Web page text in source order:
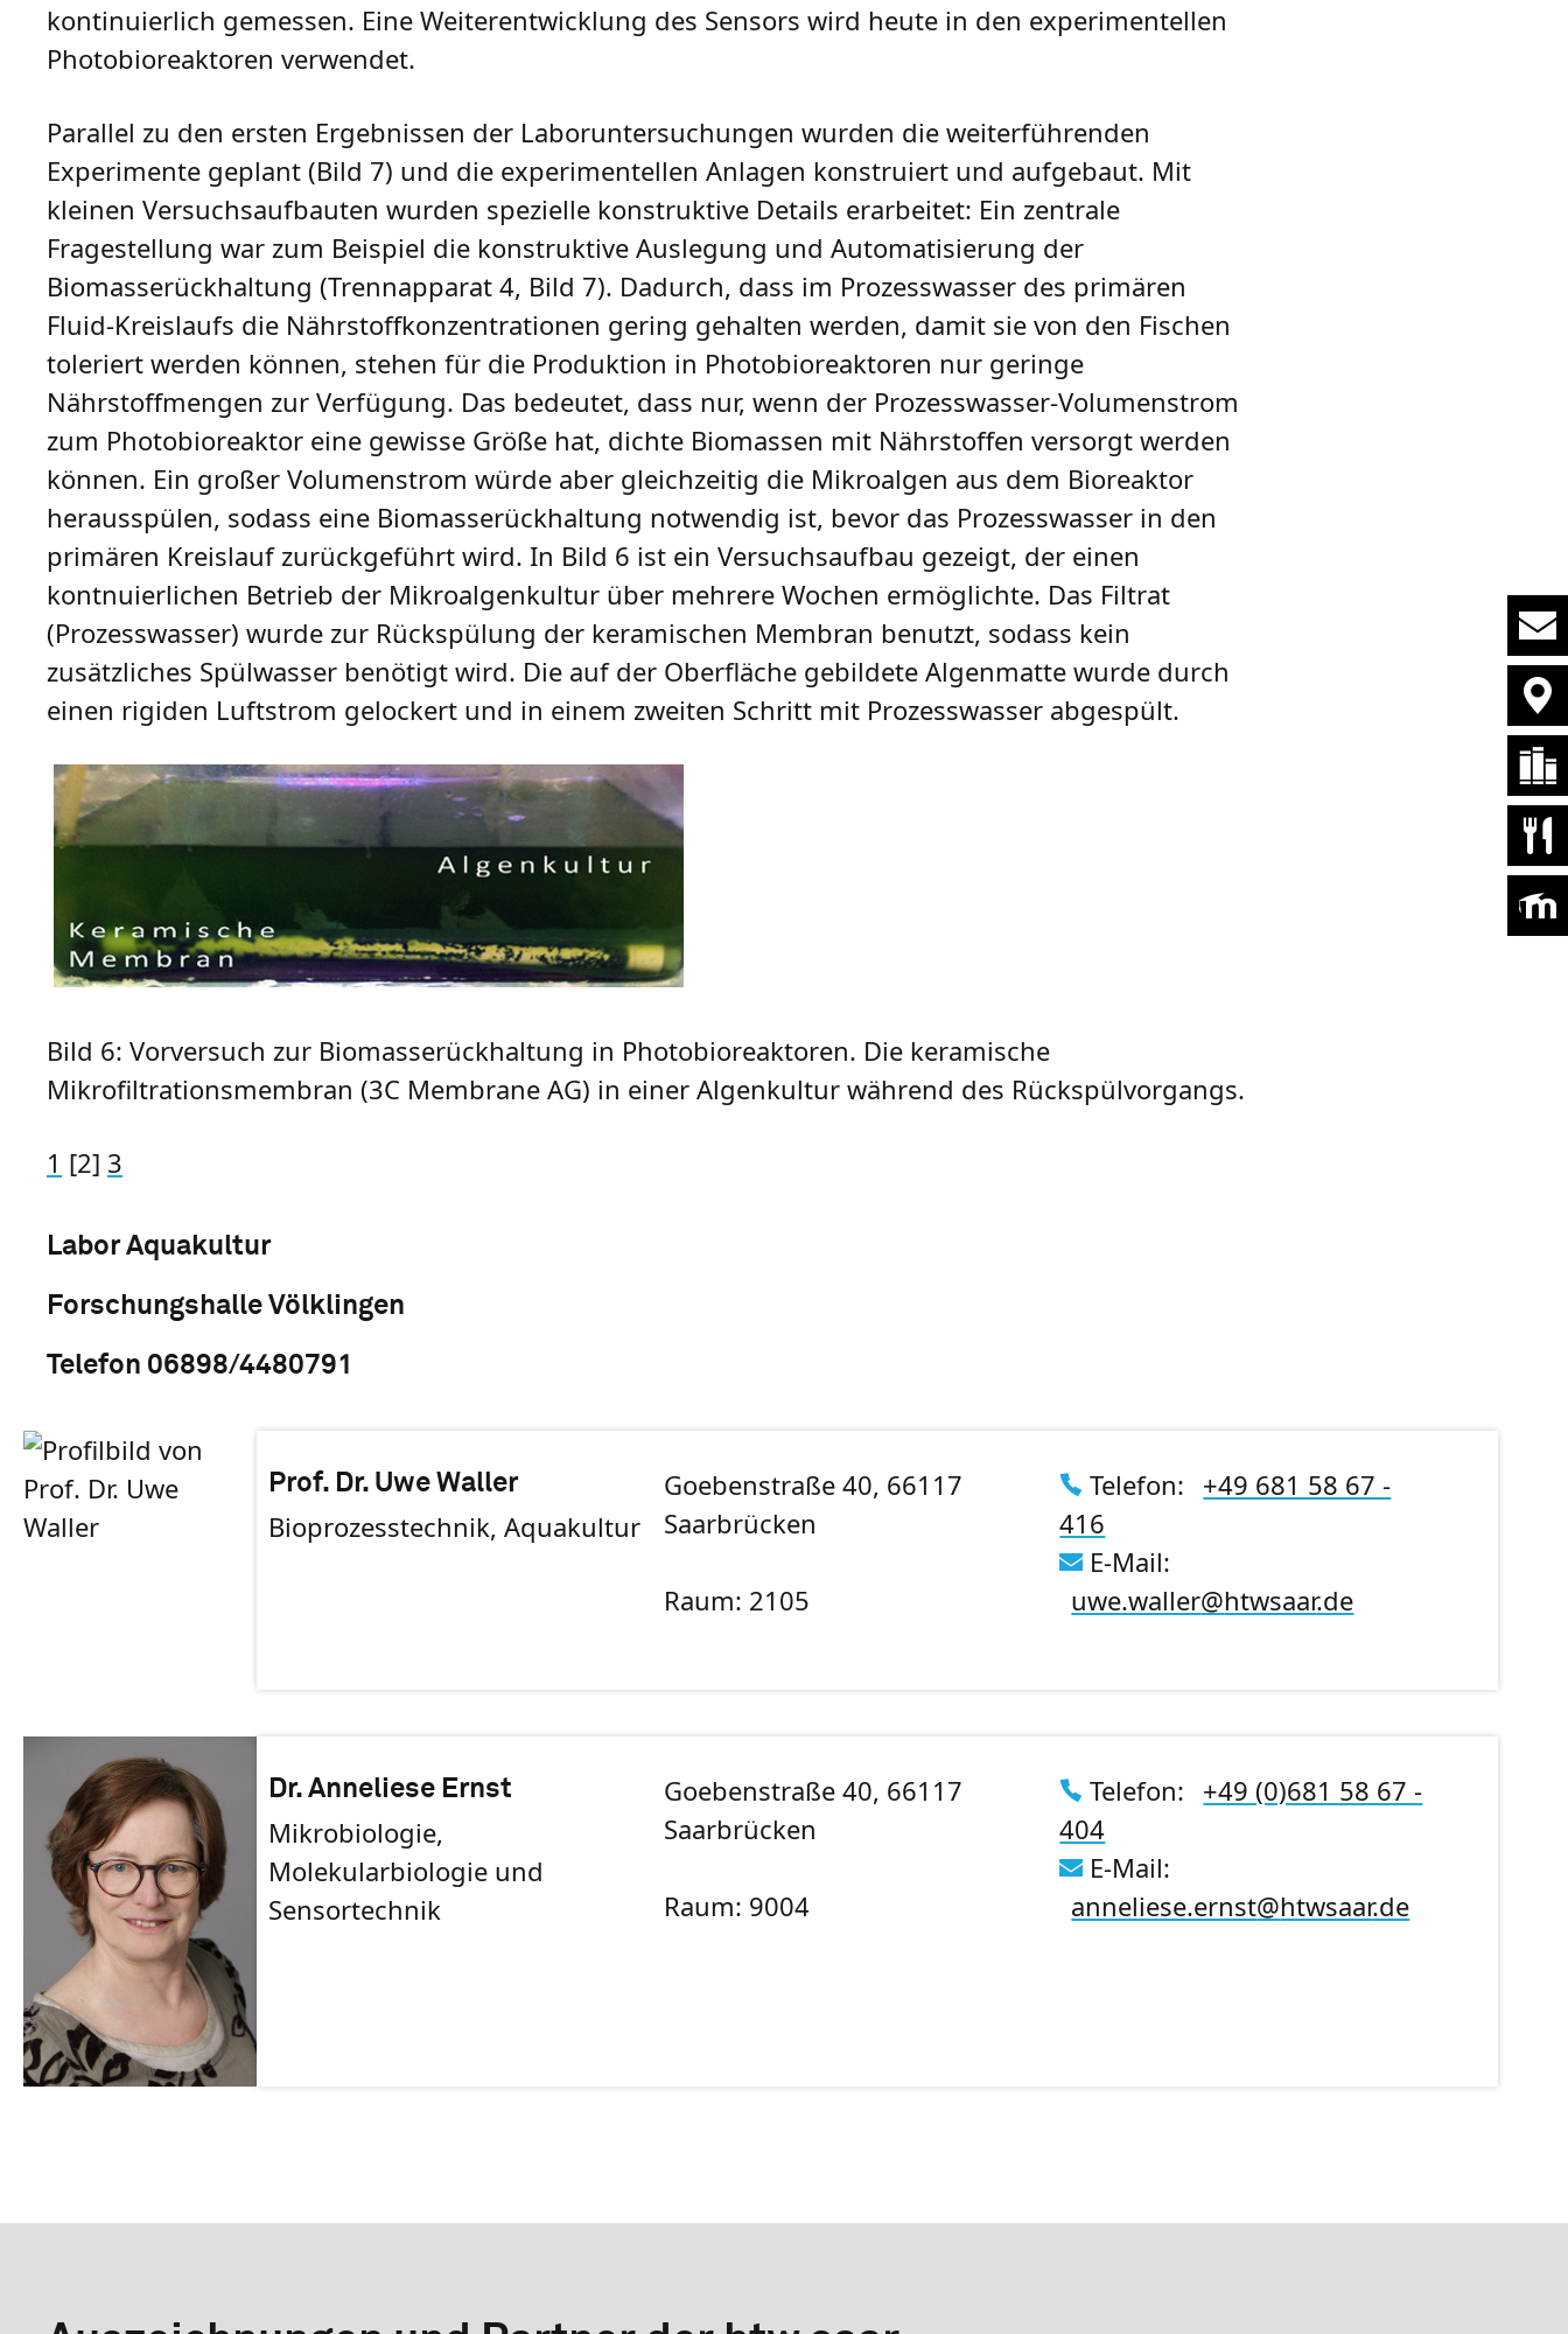
kontinuierlich gemessen. Eine Weiterentwicklung des Sensors wird heute in den experimentellen
Photobioreaktoren verwendet.
Parallel zu den ersten Ergebnissen der Laboruntersuchungen wurden die weiterführenden
Experimente geplant (Bild 7) und die experimentellen Anlagen konstruiert und aufgebaut. Mit
kleinen Versuchsaufbauten wurden spezielle konstruktive Details erarbeitet: Ein zentrale
Fragestellung war zum Beispiel die konstruktive Auslegung und Automatisierung der
Biomasserückhaltung (Trennapparat 4, Bild 7). Dadurch, dass im Prozesswasser des primären
Fluid-Kreislaufs die Nährstoffkonzentrationen gering gehalten werden, damit sie von den Fischen
toleriert werden können, stehen für die Produktion in Photobioreaktoren nur geringe
Nährstoffmengen zur Verfügung. Das bedeutet, dass nur, wenn der Prozesswasser-Volumenstrom
zum Photobioreaktor eine gewisse Größe hat, dichte Biomassen mit Nährstoffen versorgt werden
können. Ein großer Volumenstrom würde aber gleichzeitig die Mikroalgen aus dem Bioreaktor
herausspülen, sodass eine Biomasserückhaltung notwendig ist, bevor das Prozesswasser in den
primären Kreislauf zurückgeführt wird. In Bild 6 ist ein Versuchsaufbau gezeigt, der einen
kontnuierlichen Betrieb der Mikroalgenkultur über mehrere Wochen ermöglichte. Das Filtrat
(Prozesswasser) wurde zur Rückspülung der keramischen Membran benutzt, sodass kein
zusätzliches Spülwasser benötigt wird. Die auf der Oberfläche gebildete Algenmatte wurde durch
einen rigiden Luftstrom gelockert und in einem zweiten Schritt mit Prozesswasser abgespült.
Bild 6: Vorversuch zur Biomasserückhaltung in Photobioreaktoren. Die keramische
Mikrofiltrationsmembran (3C Membrane AG) in einer Algenkultur während des Rückspülvorgangs.
1 [2] 3
Labor Aquakultur
Forschungshalle Völklingen
Telefon 06898/4480791
Prof. Dr. Uwe Waller
Bioprozesstechnik, Aquakultur
Goebenstraße 40, 66117
Saarbrücken
Raum: 2105
Telefon: +49 681 58 67 -
416
E-Mail:
uwe.waller@htwsaar.de
Dr. Anneliese Ernst
Mikrobiologie,
Molekularbiologie und
Sensortechnik
Goebenstraße 40, 66117
Saarbrücken
Raum: 9004
Telefon: +49 (0)681 58 67 -
404
E-Mail:
anneliese.ernst@htwsaar.de